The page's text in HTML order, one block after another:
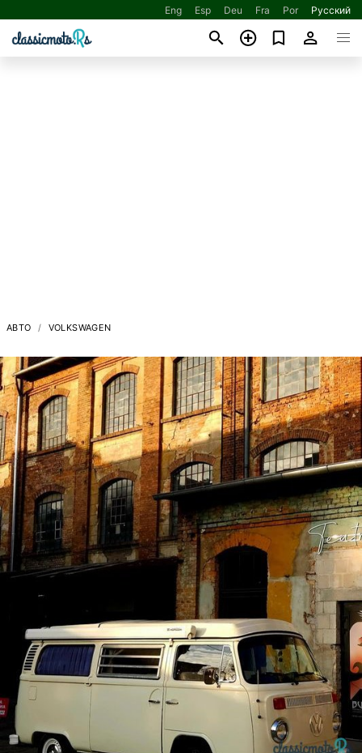
Eng Esp Deu Fra Por Русский
АВТО VOLKSWAGEN